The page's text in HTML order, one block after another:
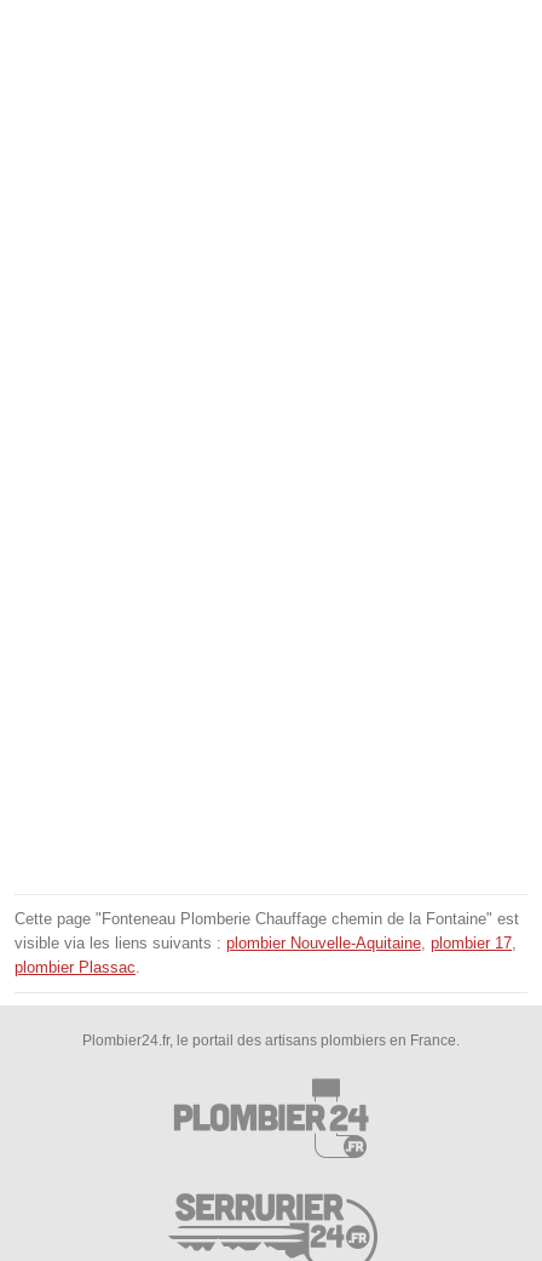
Cette page "Fonteneau Plomberie Chauffage chemin de la Fontaine" est
visible via les liens suivants : plombier Nouvelle-Aquitaine, plombier 17,
plombier Plassac.
Plombier24.fr, le portail des artisans plombiers en France.